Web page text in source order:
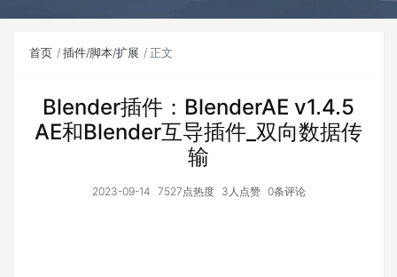
首页 插件/脚本/扩展 正文
Blender插件：BlenderAE v1.4.5
AE和Blender互导插件_双向数据传
输
2023-09-14 7527点热度 3人点赞 0条评论